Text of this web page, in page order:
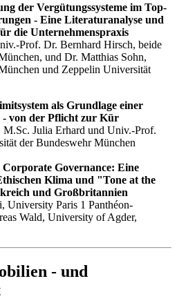
der Vergütungssysteme im Top-
- Eine Literaturanalyse und
die Unternehmenspraxis
Prof. Dr. Bernhard Hirsch, beide
und Dr. Matthias Sohn,
und Zeppelin Universität
als Grundlage einer
- von der Pflicht zur Kür
Julia Erhard und Univ.-Prof.
der Bundeswehr München
Governance: Eine
Klima und "Tone at the
und Großbritannien
University Paris 1 Panthéon-
Wald, University of Agder,
- und